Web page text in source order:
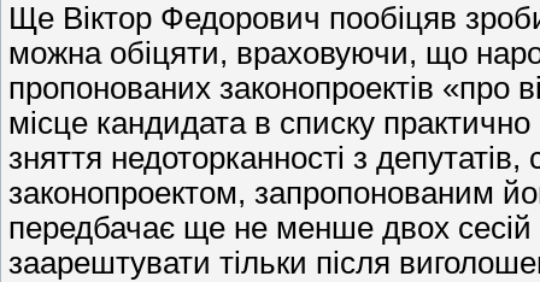
Ще Віктор Федорович пообіцяв
можна обіцяти, враховуючи, що
пропонованих законопроектів «про
місце кандидата в списку
зняття недоторканності з депутатів,
законопроектом, запропонованим
передбачає ще не менше двох
заарештувати тільки після